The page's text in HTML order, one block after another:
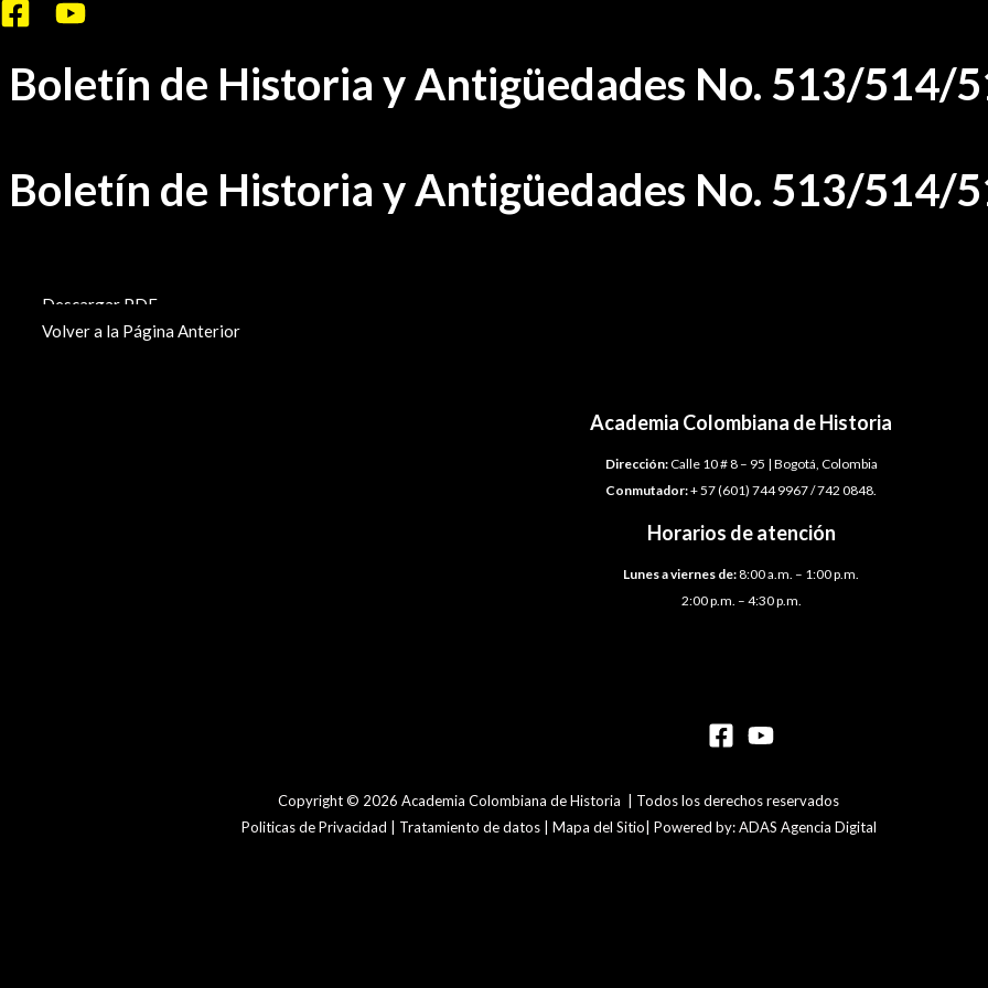
Ir
contenido
Boletín de Historia y Antigüedades No. 513/514/
Boletín de Historia y Antigüedades No. 513/514/
Descargar PDF
Volver a la Página Anterior
Academia Colombiana de Historia
Dirección:Calle 10 # 8 – 95 | Bogotá, Colombia
Conmutador:+ 57 (601) 744 9967 / 742 0848.
Horarios de atención
Lunes a viernes de:8:00 a.m. – 1:00 p.m.
2:00 p.m. – 4:30 p.m.
Copyright © 2026 Academia Colombiana de Historia | Todos los derechos reservados
Politicas de Privacidad | Tratamiento de datos | Mapa del Sitio| Powered by: ADAS Agencia Digital